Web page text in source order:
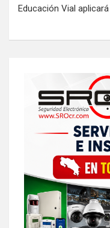
Educación Vial